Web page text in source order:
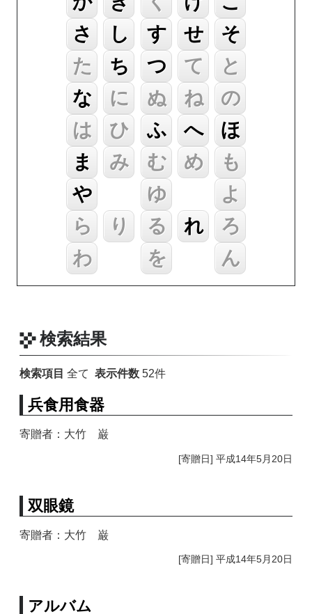
さ
し す せ
そ
た
ち つ て
と
な
に ぬ ね
の
は
ひ ふ へ
ほ
ま
み む め
も
や
ゆ
よ
ら
り る れ
ろ
わ
を ん
検索結果
検索項目 全て 表示件数 52件
兵食用食器
寄贈者：大竹 巌
[寄贈日] 平成14年5月20日
双眼鏡
寄贈者：大竹 巌
[寄贈日] 平成14年5月20日
アルバム